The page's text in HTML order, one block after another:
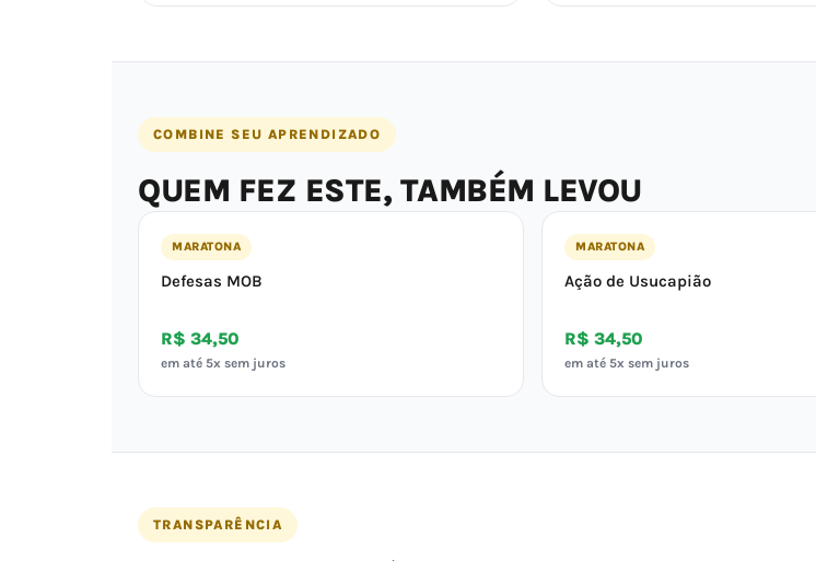
COMBINE SEU APRENDIZADO
QUEM FEZ ESTE, TAMBÉM LEVOU
MARATONA
Defesas MOB
R$ 34,50
em até 5x sem juros
MARATONA
Ação de Usucapião
R$ 34,50
em até 5x sem juros
TRANSPARÊNCIA